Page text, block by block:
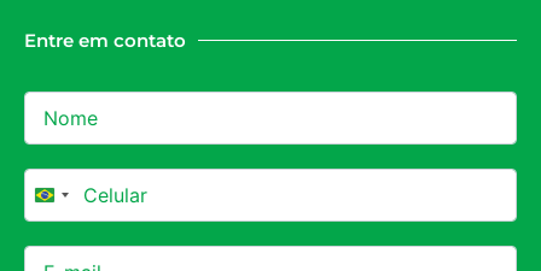
Entre em contato
Brazil +55